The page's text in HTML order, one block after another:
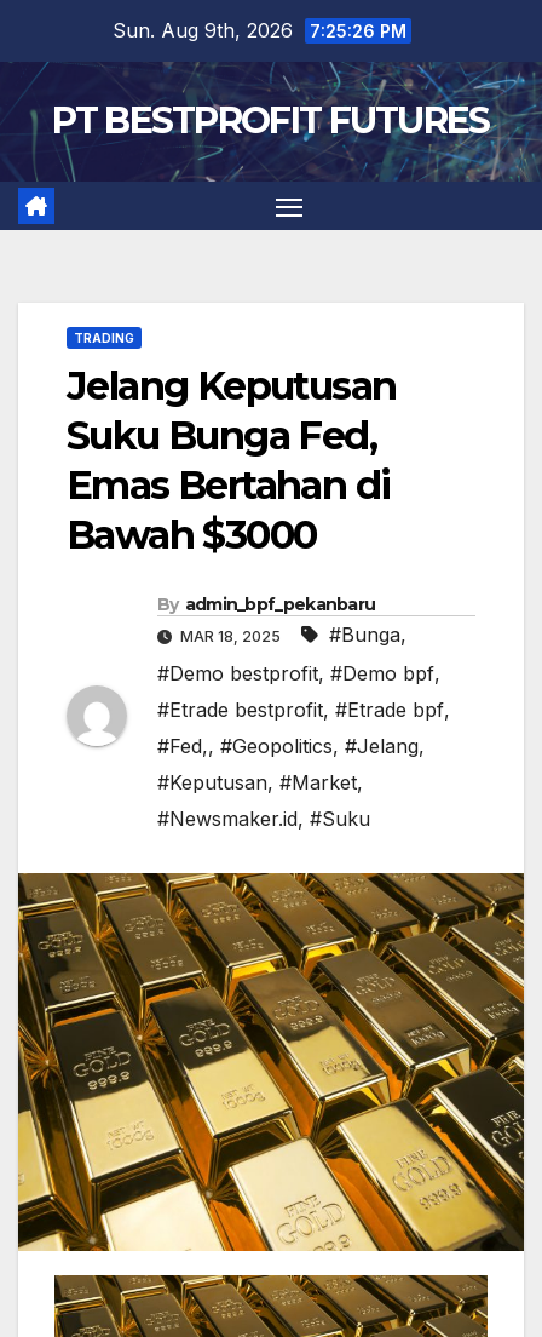
content
Sun. Aug 9th, 2026 7:25:27 PM
PT BESTPROFIT FUTURES
TRADING
Jelang Keputusan
Suku Bunga Fed,
Emas Bertahan di
Bawah $3000
By admin_bpf_pekanbaru
MAR 18, 2025 #Bunga,
#Demo bestprofit, #Demo bpf,
#Etrade bestprofit, #Etrade bpf,
#Fed,, #Geopolitics, #Jelang,
#Keputusan, #Market,
#Newsmaker.id, #Suku